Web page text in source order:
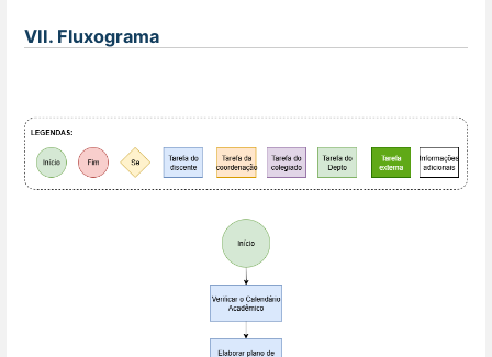
VII. Fluxograma